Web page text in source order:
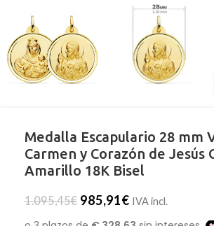
Medalla Escapulario 28 mm
Carmen y Corazón de Jesús
Amarillo 18K Bisel
1.095,45€ 985,91€ IVA incl.